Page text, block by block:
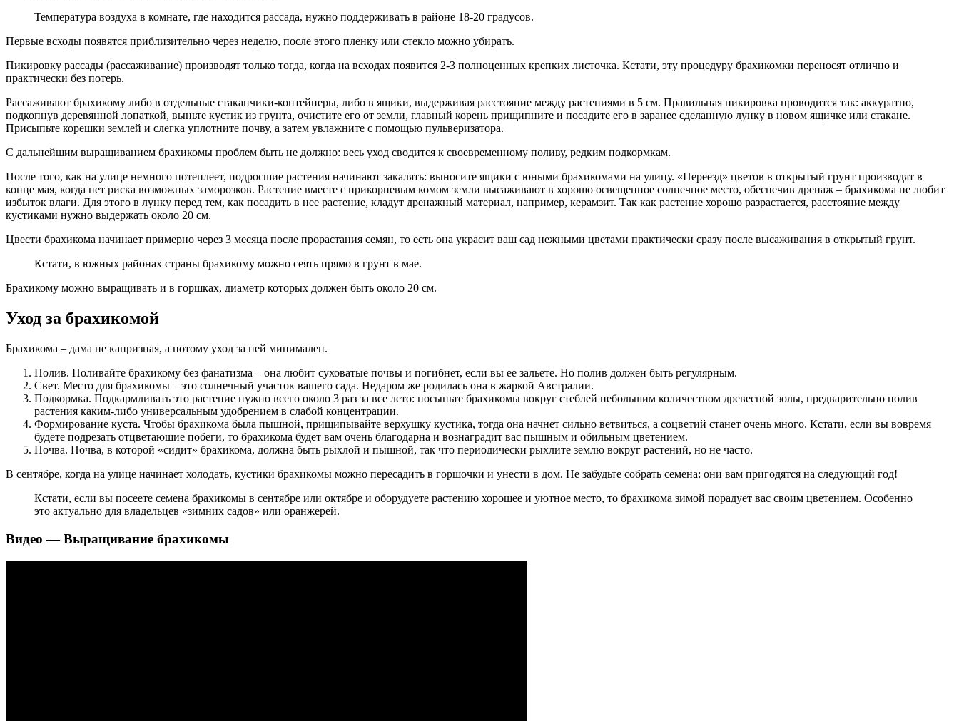
Температура воздуха в комнате, где находится рассада, нужно поддерживать в районе 18-20 градусов.
Первые всходы появятся приблизительно через неделю, после этого пленку или стекло можно убирать.
Пикировку рассады (рассаживание) производят только тогда, когда на всходах появится 2-3 полноценных крепких листочка. Кстати, эту процедуру брахикомки переносят отлично и
практически без потерь.
Рассаживают брахикому либо в отдельные стаканчики-контейнеры, либо в ящики, выдерживая расстояние между растениями в 5 см. Правильная пикировка проводится так: аккуратно,
подкопнув деревянной лопаткой, выньте кустик из грунта, очистите его от земли, главный корень прищипните и посадите его в заранее сделанную лунку в новом ящичке или стакане.
Присыпьте корешки землей и слегка уплотните почву, а затем увлажните с помощью пульверизатора.
С дальнейшим выращиванием брахикомы проблем быть не должно: весь уход сводится к своевременному поливу, редким подкормкам.
После того, как на улице немного потеплеет, подросшие растения начинают закалять: выносите ящики с юными брахикомами на улицу. «Переезд» цветов в открытый грунт производят в
конце мая, когда нет риска возможных заморозков. Растение вместе с прикорневым комом земли высаживают в хорошо освещенное солнечное место, обеспечив дренаж – брахикома не любит
избыток влаги. Для этого в лунку перед тем, как посадить в нее растение, кладут дренажный материал, например, керамзит. Так как растение хорошо разрастается, расстояние между
кустиками нужно выдержать около 20 см.
Цвести брахикома начинает примерно через 3 месяца после прорастания семян, то есть она украсит ваш сад нежными цветами практически сразу после высаживания в открытый грунт.
Кстати, в южных районах страны брахикому можно сеять прямо в грунт в мае.
Брахикому можно выращивать и в горшках, диаметр которых должен быть около 20 см.
Уход за брахикомой
Брахикома – дама не капризная, а потому уход за ней минимален.
Полив. Поливайте брахикому без фанатизма – она любит суховатые почвы и погибнет, если вы ее зальете. Но полив должен быть регулярным.
Свет. Место для брахикомы – это солнечный участок вашего сада. Недаром же родилась она в жаркой Австралии.
Подкормка. Подкармливать это растение нужно всего около 3 раз за все лето: посыпьте брахикомы вокруг стеблей небольшим количеством древесной золы, предварительно полив
растения каким-либо универсальным удобрением в слабой концентрации.
Формирование куста. Чтобы брахикома была пышной, прищипывайте верхушку кустика, тогда она начнет сильно ветвиться, а соцветий станет очень много. Кстати, если вы вовремя
будете подрезать отцветающие побеги, то брахикома будет вам очень благодарна и вознаградит вас пышным и обильным цветением.
Почва. Почва, в которой «сидит» брахикома, должна быть рыхлой и пышной, так что периодически рыхлите землю вокруг растений, но не часто.
В сентябре, когда на улице начинает холодать, кустики брахикомы можно пересадить в горшочки и унести в дом. Не забудьте собрать семена: они вам пригодятся на следующий год!
Кстати, если вы посеете семена брахикомы в сентябре или октябре и оборудуете растению хорошее и уютное место, то брахикома зимой порадует вас своим цветением. Особенно
это актуально для владельцев «зимних садов» или оранжерей.
Видео — Выращивание брахикомы